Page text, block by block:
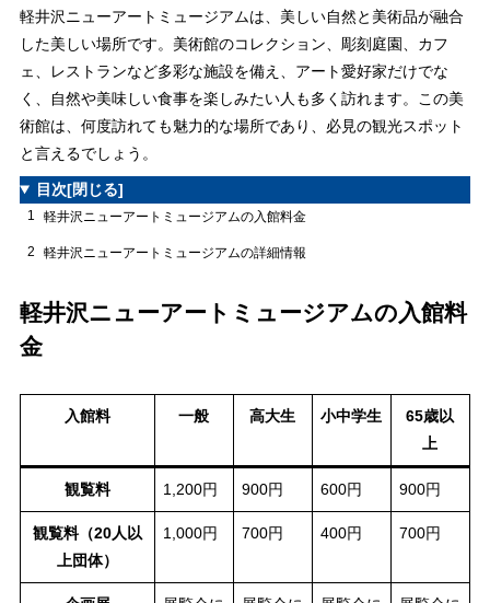
軽井沢ニューアートミュージアムは、美しい自然と美術品が融合
した美しい場所です。美術館のコレクション、彫刻庭園、カフ
ェ、レストランなど多彩な施設を備え、アート愛好家だけでな
く、自然や美味しい食事を楽しみたい人も多く訪れます。この美
術館は、何度訪れても魅力的な場所であり、必見の観光スポット
と言えるでしょう。
目次[閉じる]
1 軽井沢ニューアートミュージアムの入館料金
2 軽井沢ニューアートミュージアムの詳細情報
軽井沢ニューアートミュージアムの入館料
金
入館料 一般 高大生 小中学生
65歳以
上
観覧料 1,200円 900円 600円 900円
観覧料（20人以
上団体）
1,000円 700円 400円 700円